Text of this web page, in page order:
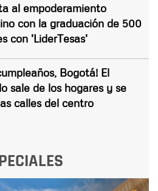
al empoderamiento
con la graduación de 500
con 'LiderTesas'
Bogotá! El
sale de los hogares y se
calles del centro